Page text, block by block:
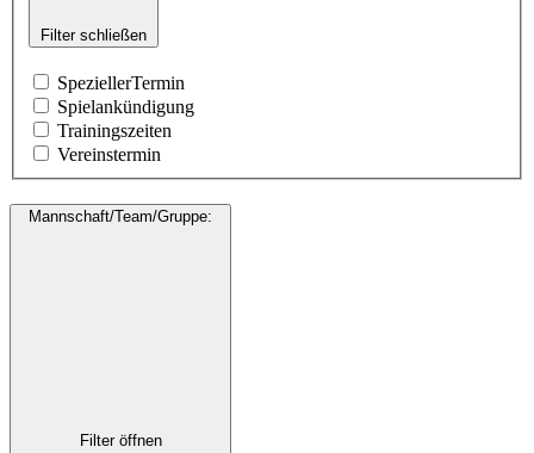
Filter schließen
SpeziellerTermin
Spielankündigung
Trainingszeiten
Vereinstermin
Mannschaft/Team/Gruppe:
Filter öffnen